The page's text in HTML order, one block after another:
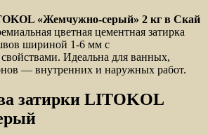
«Жемчужно-серый» 2 кг в Скай
цветная цементная затирка
шириной 1-6 мм с
Идеальна для ванных,
— внутренних и наружных работ.
затирки LITOKOL